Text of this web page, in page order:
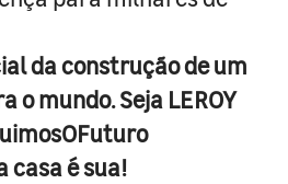
da construção de um
mundo. Seja LEROY
casa é sua!